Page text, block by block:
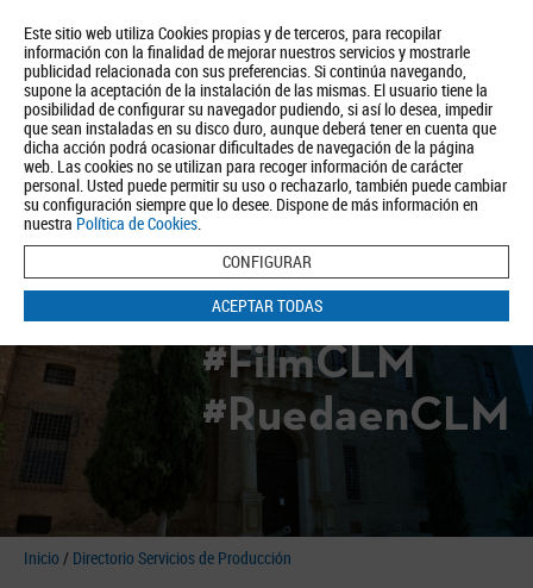
Este sitio web utiliza Cookies propias y de terceros, para recopilar
información con la finalidad de mejorar nuestros servicios y mostrarle
publicidad relacionada con sus preferencias. Si continúa navegando,
supone la aceptación de la instalación de las mismas. El usuario tiene la
posibilidad de configurar su navegador pudiendo, si así lo desea, impedir
que sean instaladas en su disco duro, aunque deberá tener en cuenta que
dicha acción podrá ocasionar dificultades de navegación de la página
web. Las cookies no se utilizan para recoger información de carácter
personal. Usted puede permitir su uso o rechazarlo, también puede cambiar
su configuración siempre que lo desee. Dispone de más información en
nuestra Política de Cookies.
CONFIGURAR
ACEPTAR TODAS
Quiénes somos Turismo Política de Privacidad Aviso Legal
Política de Cookies
BUSCAR
#FilmCLM
#RuedaenCLM
Inicio / Directorio Servicios de Producción